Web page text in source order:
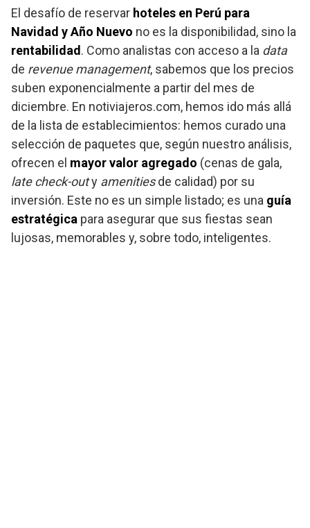
El desafío de reservar hoteles en Perú para
Navidad y Año Nuevo no es la disponibilidad, sino la
rentabilidad . Como analistas con acceso a la data
de revenue management, sabemos que los precios
suben exponencialmente a partir del mes de
diciembre. En notiviajeros.com, hemos ido más allá
de la lista de establecimientos: hemos curado una
selección de paquetes que, según nuestro análisis,
ofrecen el mayor valor agregado (cenas de gala,
late check-outy amenitiesde calidad) por su
inversión. Este no es un simple listado; es una guía
estratégica para asegurar que sus fiestas sean
lujosas, memorables y, sobre todo, inteligentes.